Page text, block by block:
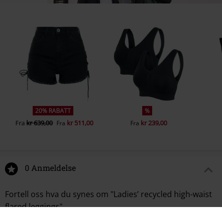
20% RABATT
Frakr 639,00 Fra kr 511,00
%
Fra kr 239,00
0 Anmeldelse
Fortell oss hva du synes om "Ladies’ recycled high-waist
flared leggings".